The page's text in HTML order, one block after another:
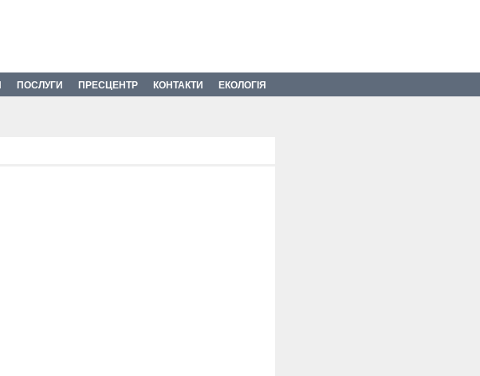
ПОСЛУГИ ПРЕСЦЕНТР КОНТАКТИ ЕКОЛОГІЯ